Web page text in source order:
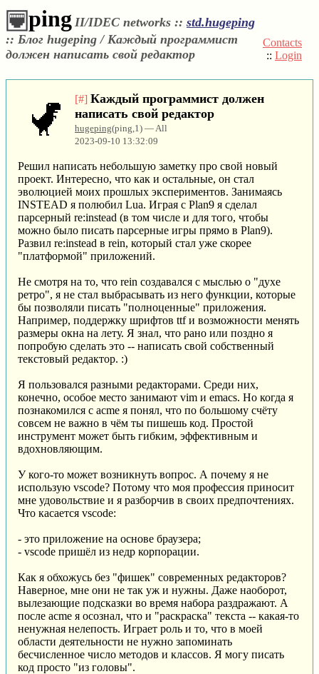
ping II/IDEC networks :: std.hugeping
:: Блог hugeping / Каждый программист
должен написать свой редактор
Contacts
:: Login
[#] Каждый программист должен
написать свой редактор
hugeping(ping,1) — All
2023-09-10 13:32:09
Решил написать небольшую заметку про свой новый
проект. Интересно, что как и остальные, он стал
эволюцией моих прошлых экспериментов. Занимаясь
INSTEAD я полюбил Lua. Играя с Plan9 я сделал
парсерный re:instead (в том числе и для того, чтобы
можно было писать парсерные игры прямо в Plan9).
Развил re:instead в rein, который стал уже скорее
"платформой" приложений.
Не смотря на то, что rein создавался с мыслью о "духе
ретро", я не стал выбрасывать из него функции, которые
бы позволяли писать "полноценные" приложения.
Например, поддержку шрифтов ttf и возможности менять
размеры окна на лету. Я знал, что рано или поздно я
попробую сделать это -- написать свой собственный
текстовый редактор. :)
Я пользовался разными редакторами. Среди них,
конечно, особое место занимают vim и emacs. Но когда я
познакомился с acme я понял, что по большому счёту
совсем не важно в чём ты пишешь код. Простой
инструмент может быть гибким, эффективным и
вдохновляющим.
У кого-то может возникнуть вопрос. А почему я не
использую vscode? Потому что моя профессия приносит
мне удовольствие и я разборчив в своих предпочтениях.
Что касается vscode:
- это приложение на основе браузера;
- vscode пришёл из недр корпорации.
Как я обхожусь без "фишек" современных редакторов?
Наверное, мне они не так уж и нужны. Даже наоборот,
вылезающие подсказки во время набора раздражают. А
после acme я осознал, что и "раскраска" текста -- какая-то
ненужная нелепость. Играет роль и то, что в моей
области деятельности не нужно запоминать
бесчисленное число методов и классов. Я могу писать
код просто "из головы".